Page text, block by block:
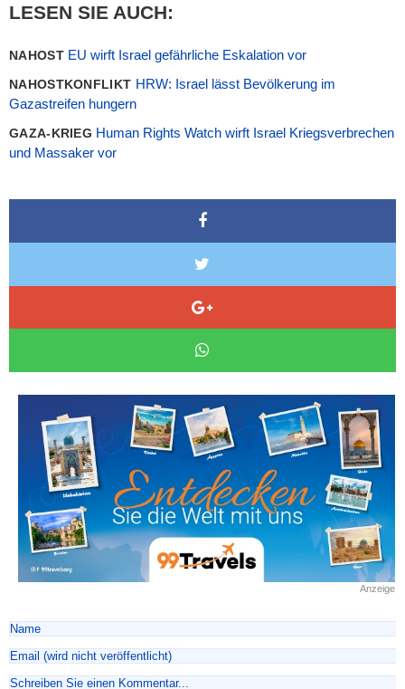
LESEN SIE AUCH:
NAHOST EU wirft Israel gefährliche Eskalation vor
NAHOSTKONFLIKT HRW: Israel lässt Bevölkerung im
Gazastreifen hungern
GAZA-KRIEG Human Rights Watch wirft Israel Kriegsverbrechen
und Massaker vor
Anzeige